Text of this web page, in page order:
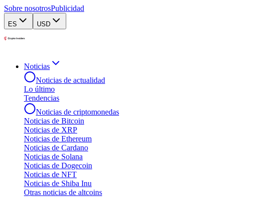
Sobre nosotrosPublicidad
ES USD
Noticias
Noticias de actualidad
Lo último
Tendencias
Noticias de criptomonedas
Noticias de Bitcoin
Noticias de XRP
Noticias de Ethereum
Noticias de Cardano
Noticias de Solana
Noticias de Dogecoin
Noticias de NFT
Noticias de Shiba Inu
Otras noticias de altcoins